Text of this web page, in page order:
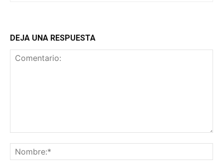
DEJA UNA RESPUESTA